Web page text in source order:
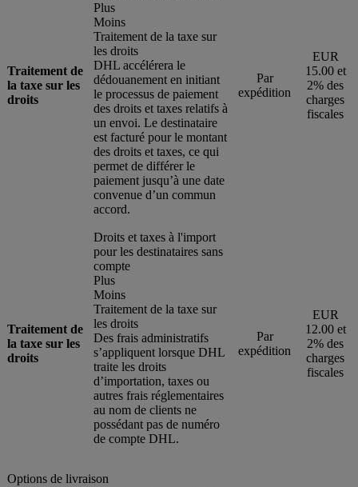
Traitement de
la taxe sur les
droits
Plus
Moins
Traitement de la taxe sur
les droits
DHL accélérera le
dédouanement en initiant
le processus de paiement
des droits et taxes relatifs à
un envoi. Le destinataire
est facturé pour le montant
des droits et taxes, ce qui
permet de différer le
paiement jusqu’à une date
convenue d’un commun
accord.
Par
expédition
EUR
15.00 et
2% des
charges
fiscales
Traitement de
la taxe sur les
droits
Droits et taxes à l'import
pour les destinataires sans
compte
Plus
Moins
Traitement de la taxe sur
les droits
Des frais administratifs
s’appliquent lorsque DHL
traite les droits
d’importation, taxes ou
autres frais réglementaires
au nom de clients ne
possédant pas de numéro
de compte DHL.
Par
expédition
EUR
12.00 et
2% des
charges
fiscales
Options de livraison